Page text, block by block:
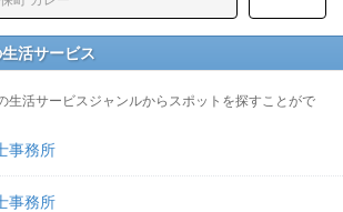
活サービス
生活サービスジャンルからスポットを探すことがで
事務所
事務所